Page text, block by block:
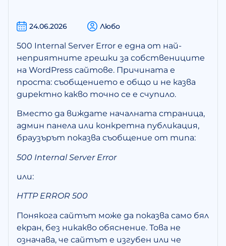
24.06.2026 Любо
500 Internal Server Error е една от най-
неприятните грешки за собствениците
на WordPress сайтове. Причината е
проста: съобщението е общо и не казва
директно какво точно се е счупило.
Вместо да виждате началната страница,
админ панела или конкретна публикация,
браузърът показва съобщение от типа:
500 Internal Server Error
или:
HTTP ERROR 500
Понякога сайтът може да показва само бял
екран, без никакво обяснение. Това не
означава, че сайтът е изгубен или че